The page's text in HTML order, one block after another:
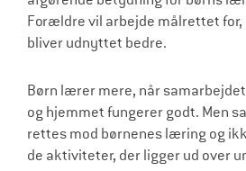
Forældre vil arbejde målrettet for,
bliver udnyttet bedre.
Børn lærer mere, når
og hjemmet fungerer godt. Men
rettes mod børnenes læring og
de aktiviteter, der ligger ud over